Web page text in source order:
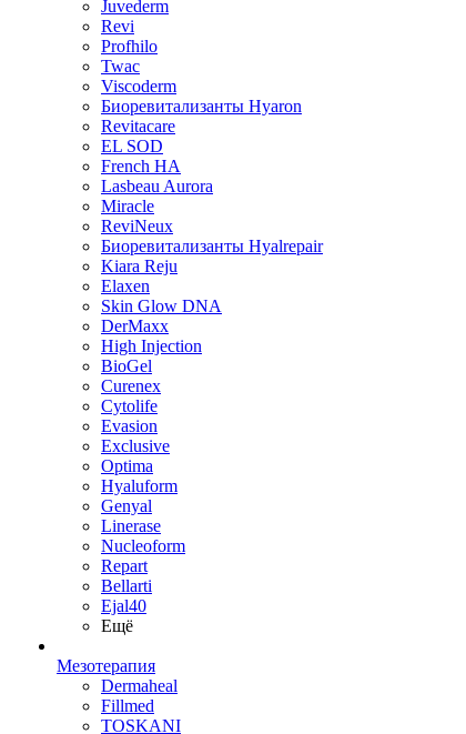
Juvederm
Revi
Profhilo
Twac
Viscoderm
Биоревитализанты Hyaron
Revitacare
EL SOD
French HA
Lasbeau Aurora
Miracle
ReviNeux
Биоревитализанты Hyalrepair
Kiara Reju
Elaxen
Skin Glow DNA
DerMaxx
High Injection
BioGel
Curenex
Cytolife
Evasion
Exclusive
Optima
Hyaluform
Genyal
Linerase
Nucleoform
Repart
Bellarti
Ejal40
Ещё
Мезотерапия
Dermaheal
Fillmed
TOSKANI